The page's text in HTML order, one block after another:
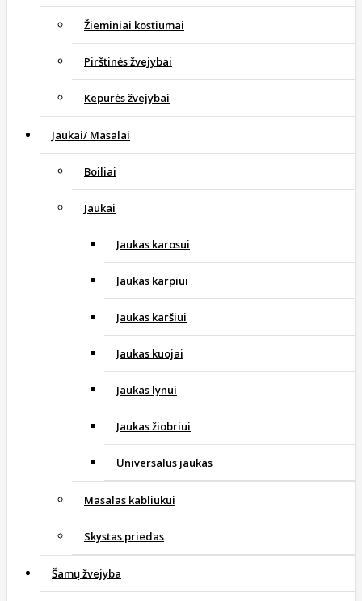
Žieminiai kostiumai
Pirštinės žvejybai
Kepurės žvejybai
Jaukai/ Masalai
Boiliai
Jaukai
Jaukas karosui
Jaukas karpiui
Jaukas karšiui
Jaukas kuojai
Jaukas lynui
Jaukas žiobriui
Universalus jaukas
Masalas kabliukui
Skystas priedas
Šamų žvejyba